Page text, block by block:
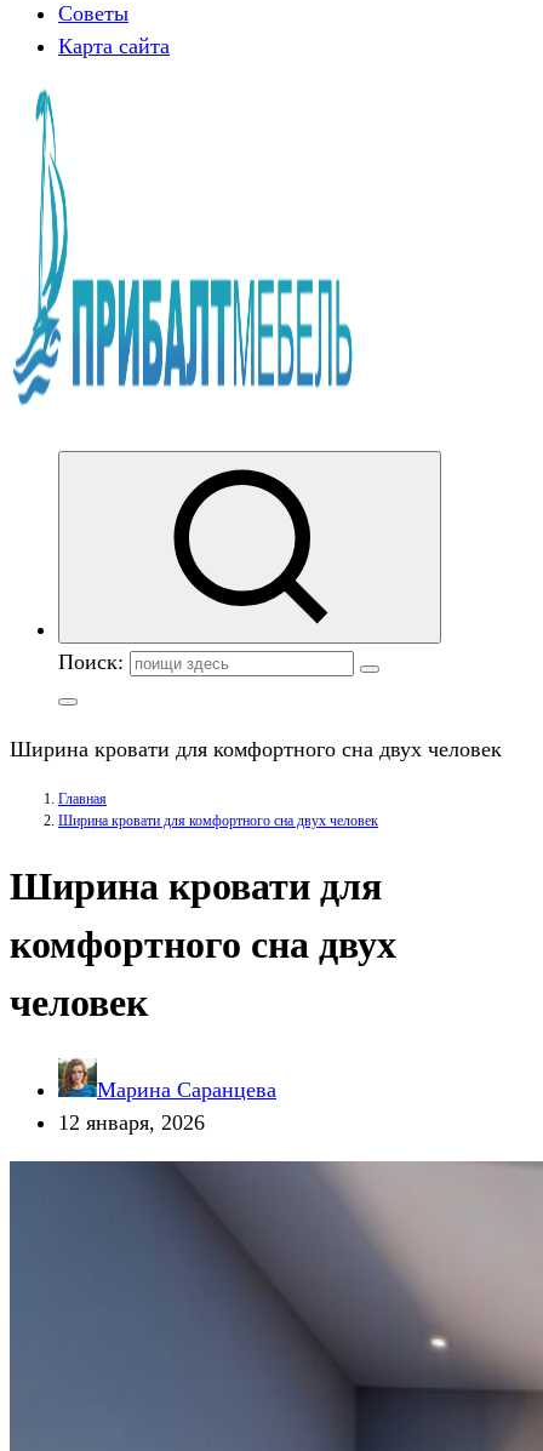
Советы
Карта сайта
Поиск:
Ширина кровати для комфортного сна двух человек
Главная
Ширина кровати для комфортного сна двух человек
Ширина кровати для
комфортного сна двух
человек
Марина Саранцева
12 января, 2026